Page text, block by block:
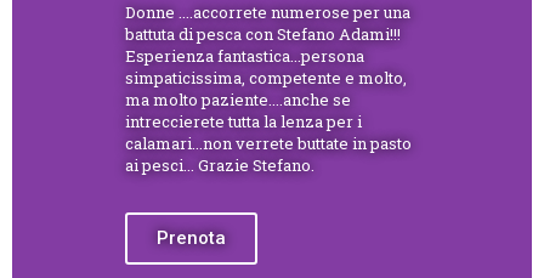
Donne ....accorrete numerose per una
battuta di pesca con Stefano Adami!!!
Esperienza fantastica...persona
simpaticissima, competente e molto,
ma molto paziente....anche se
intreccierete tutta la lenza per i
calamari...non verrete buttate in pasto
ai pesci... Grazie Stefano.
Prenota